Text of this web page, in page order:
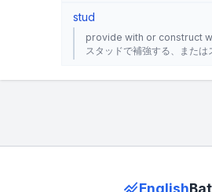
stud
provide with or construct
スタッドで補強する、または
English